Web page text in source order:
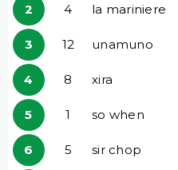
2 4 la mariniere
3 12 unamuno
4 8 xira
5 1 so when
6 5 sir chop